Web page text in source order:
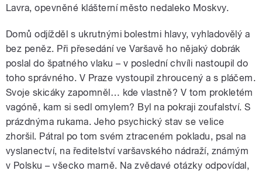
Lavra, opevněné klášterní město nedaleko Moskvy.
Domů odjížděl s ukrutnými bolestmi hlavy, vyhladovělý a
bez peněz. Při přesedání ve Varšavě ho nějaký dobrák
poslal do špatného vlaku – v poslední chvíli nastoupil do
toho správného. V Praze vystoupil zhroucený a s pláčem.
Svoje skicáky zapomněl… kde vlastně? V tom prokletém
vagóně, kam si sedl omylem? Byl na pokraji zoufalství. S
prázdnýma rukama. Jeho psychický stav se velice
zhoršil. Pátral po tom svém ztraceném pokladu, psal na
vyslanectví, na ředitelství varšavského nádraží, známým
v Polsku – všecko marně. Na zvědavé otázky odpovídal,